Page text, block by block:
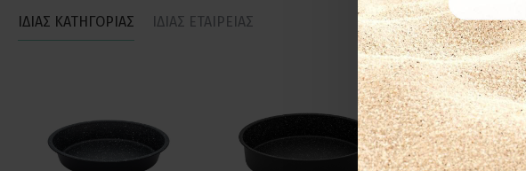
ΙΔΙΑΣ ΚΑΤΗΓΟΡΙΑΣ ΙΔΙΑΣ ΕΤΑΙΡΕΙΑΣ